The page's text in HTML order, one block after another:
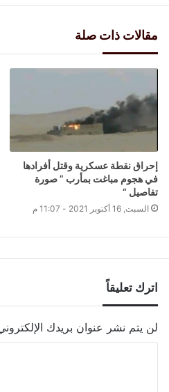
مقالات ذات صلة
إحراق نقطة عسكرية وقتل أفرادها
في هجوم مباغت بمأرب ” صورة
تفاصيل “
السبت, 16 أكتوبر 2021 - 11:07 م
اترك تعليقاً
لن يتم نشر عنوان بريدك